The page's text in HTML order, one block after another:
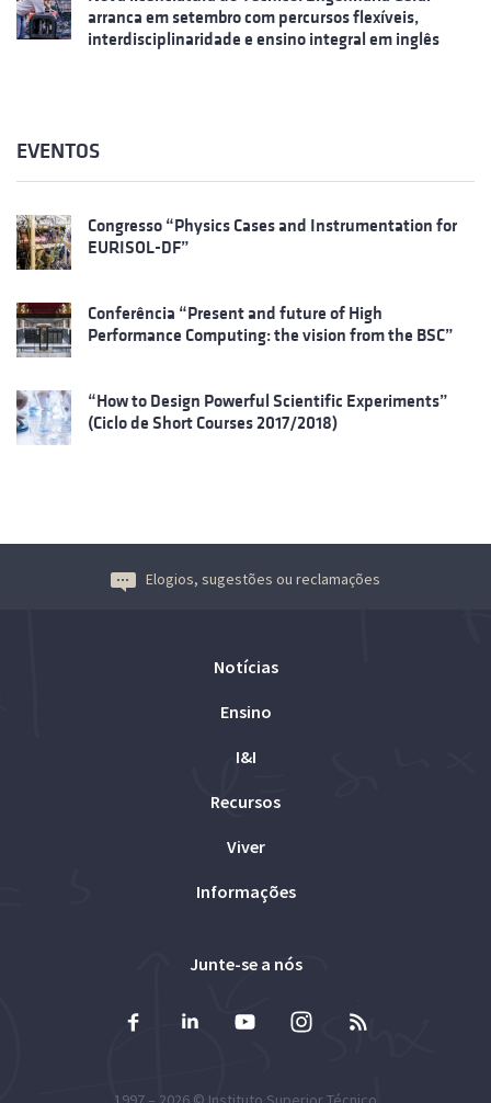
arranca em setembro com percursos flexíveis,
interdisciplinaridade e ensino integral em inglês
EVENTOS
Congresso “Physics Cases and Instrumentation for
EURISOL-DF”
Conferência “Present and future of High
Performance Computing: the vision from the BSC”
“How to Design Powerful Scientific Experiments”
(Ciclo de Short Courses 2017/2018)
Elogios, sugestões ou reclamações
Notícias
Ensino
I&I
Recursos
Viver
Informações
Junte-se a nós